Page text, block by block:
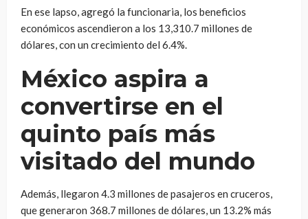
En ese lapso, agregó la funcionaria, los beneficios
económicos ascendieron a los 13,310.7 millones de
dólares, con un crecimiento del 6.4%.
México aspira a
convertirse en el
quinto país más
visitado del mundo
Además, llegaron 4.3 millones de pasajeros en cruceros,
que generaron 368.7 millones de dólares, un 13.2% más